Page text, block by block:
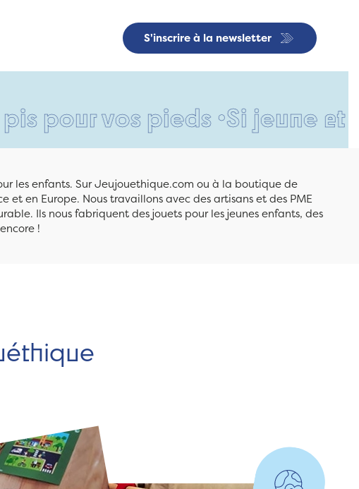
S'inscrire à la newsletter
pieds •Si jeune et déjà si
les enfants. Sur Jeujouethique.com ou à la boutique de
en Europe. Nous travaillons avec des artisans et des PME
Ils nous fabriquent des jouets pour les jeunes enfants, des
!